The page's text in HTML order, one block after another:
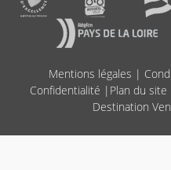
Mentions légales |
Confidentialité | Plan du site
Destination